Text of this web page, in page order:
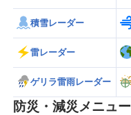
積雪レーダー
雷レーダー
ゲリラ雷雨レーダー
防災・減災メニュー